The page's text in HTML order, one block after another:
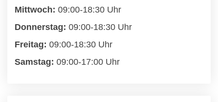
Mittwoch: 09:00-18:30 Uhr
Donnerstag: 09:00-18:30 Uhr
Freitag: 09:00-18:30 Uhr
Samstag: 09:00-17:00 Uhr